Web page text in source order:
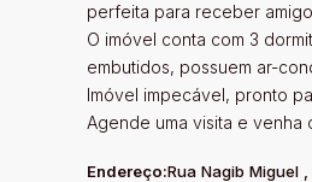
perfeita para receber
O imóvel conta com 3
embutidos, possuem ar-
Imóvel impecável, pronto
Agende uma visita e
Endereço:Rua Nagib Miguel